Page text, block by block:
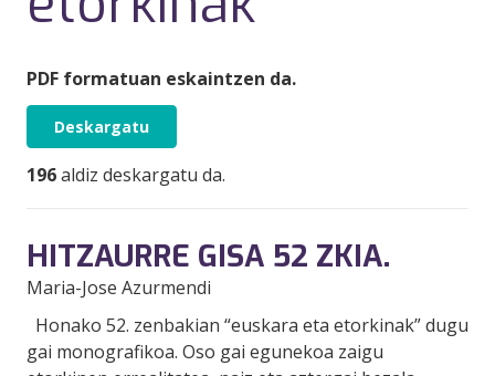
PDF formatuan eskaintzen da.
Deskargatu
196aldiz deskargatu da.
HITZAURRE GISA 52 ZKIA.
Maria-Jose Azurmendi
Honako 52. zenbakian “euskara eta etorkinak” dugu
gai monografikoa. Oso gai egunekoa zaigu